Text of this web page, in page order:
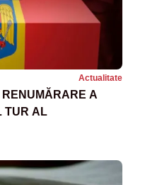
Actualitate
A
TUR AL